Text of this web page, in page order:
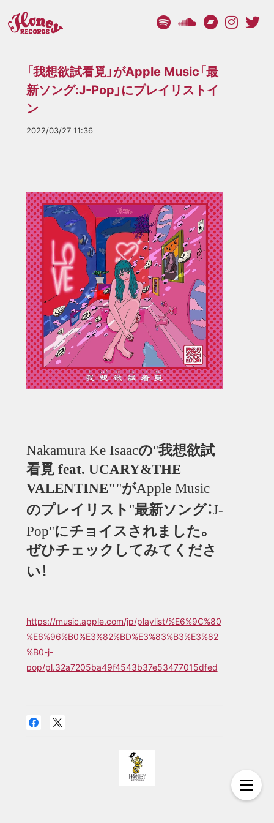
「我想欲試看覓」がApple Music「最
新ソング:J-Pop」にプレイリストイ
ン
2022/03/27 11:36
Nakamura Ke Isaacの"我想欲試
看覓feat. UCARY&THE
VALENTINE""がApple Music
のプレイリスト "最新ソング：J-
Pop"にチョイスされました。
ぜひチェックしてみてくださ
い！
https://music.apple.com/jp/playlist/%E6%9C%80
%E6%96%B0%E3%82%BD%E3%83%B3%E3%82
%B0-j-
pop/pl.32a7205ba49f4543b37e53477015dfed